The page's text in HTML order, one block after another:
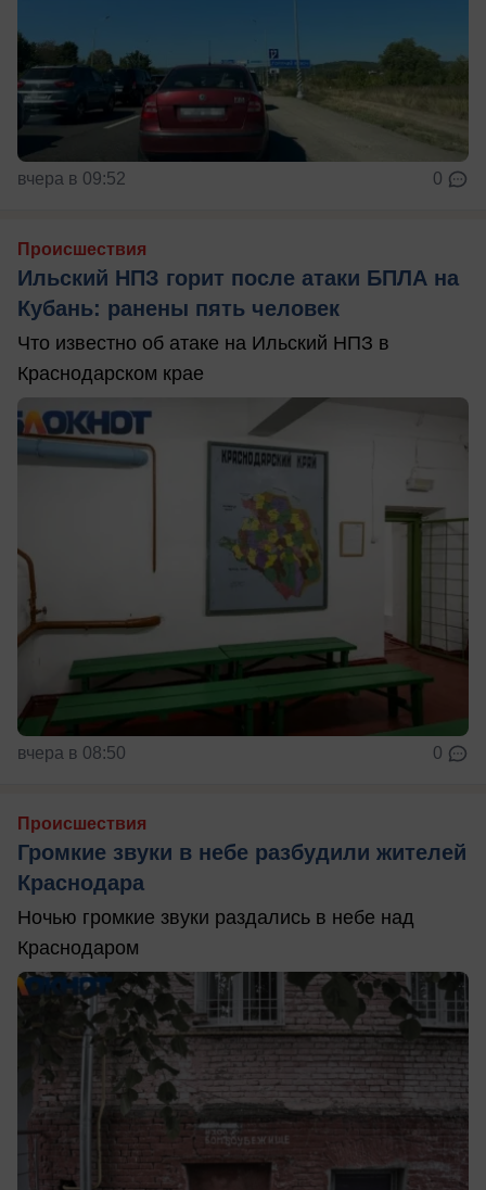
вчера в 09:52 0
Происшествия
Ильский НПЗ горит после атаки БПЛА на
Кубань: ранены пять человек
Что известно об атаке на Ильский НПЗ в
Краснодарском крае
вчера в 08:50 0
Происшествия
Громкие звуки в небе разбудили жителей
Краснодара
Ночью громкие звуки раздались в небе над
Краснодаром